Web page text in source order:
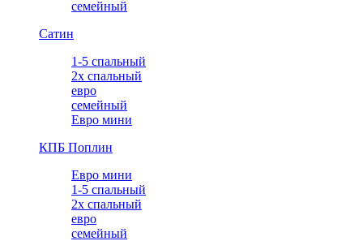
семейный
Сатин
1-5 спальный
2х спальный
евро
семейный
Евро мини
КПБ Поплин
Евро мини
1-5 спальный
2х спальный
евро
семейный